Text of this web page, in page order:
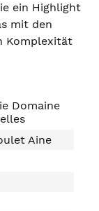
ein Highlight
mit den
Komplexität
Domaine
Aine